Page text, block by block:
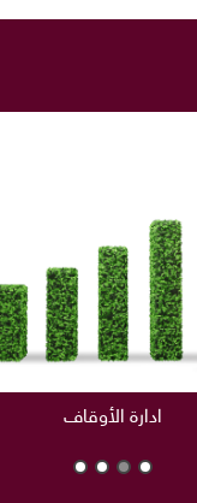
ادارة الأوقاف